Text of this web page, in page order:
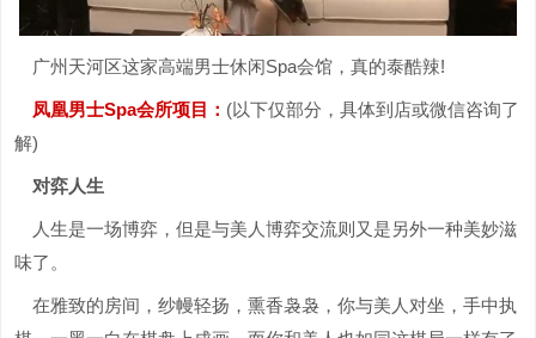
广州天河区这家高端男士休闲Spa会馆，真的泰酷辣!
凤凰男士Spa会所项目： (以下仅部分，具体到店或微信咨询了
解)
对弈人生
人生是一场博弈，但是与美人博弈交流则又是另外一种美妙滋
味了。
在雅致的房间，纱幔轻扬，熏香袅袅，你与美人对坐，手中执